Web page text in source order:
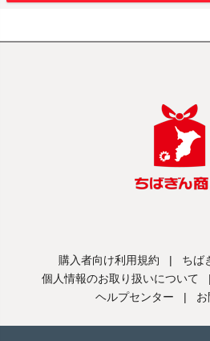
購入者向け利用規約 | ちば
個人情報のお取り扱いについて
|
ヘルプセンター
|